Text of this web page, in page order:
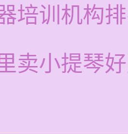
培训机构
卖小提琴